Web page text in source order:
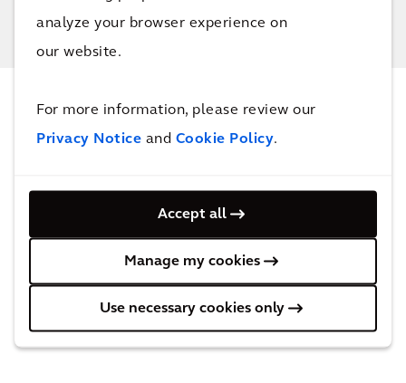
analyze your browser experience on
our website.
For more information, please review our
Privacy Notice and Cookie Policy.
Accept all
Manage my cookies
Use necessary cookies only
INFORMACJE I AKTUALNOŚCI
Najnowsze aktualności